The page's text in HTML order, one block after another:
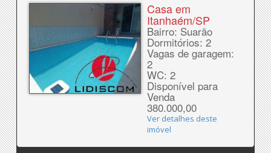
Casa em
Itanhaém/SP
Bairro: Suarão
Dormitórios: 2
Vagas de garagem:
2
WC: 2
Disponível para
Venda
380.000,00
Ver detalhes deste
imóvel